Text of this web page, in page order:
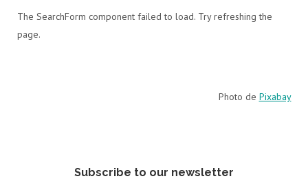
The SearchForm component failed to load. Try refreshing the
page.
Photo de Pixabay
Subscribe to our newsletter